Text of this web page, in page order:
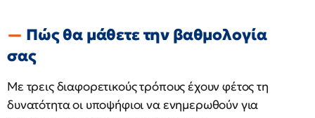
Πώς θα μάθετε την βαθμολογία
σας
Με τρεις διαφορετικούς τρόπους έχουν φέτος τη
δυνατότητα οι υποψήφιοι να ενημερωθούν για